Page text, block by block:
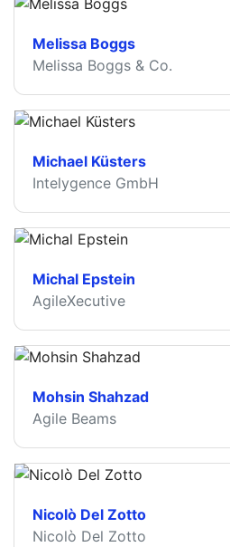
Melissa Boggs
Melissa Boggs & Co.
Michael Küsters
Intelygence GmbH
Michal Epstein
AgileXecutive
Mohsin Shahzad
Agile Beams
Nicolò Del Zotto
Nicolò Del Zotto